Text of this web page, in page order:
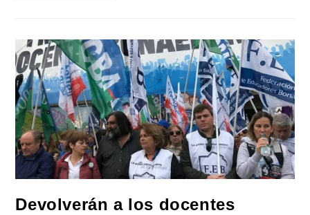
De
La
Coparticipación
Al
Gobierno
Porteño
Devolverán a los docentes